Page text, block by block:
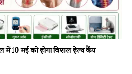
में 10 मई को होगा विशाल हेल्थ कैंप